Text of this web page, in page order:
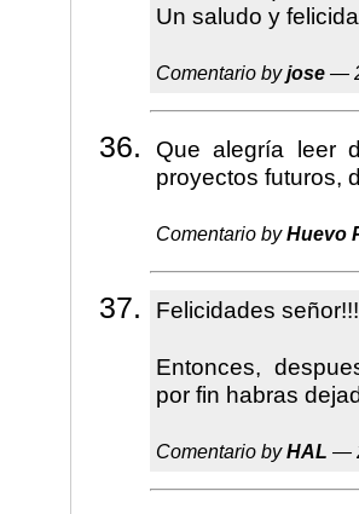
Un saludo y
Comentario byjose —
Que alegría leer
proyectos futuros,
Comentario byHuevo
Felicidades señor!!!
Entonces,
por fin habras
Comentario byHAL —